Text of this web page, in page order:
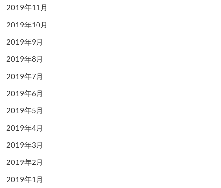
2019年11月
2019年10月
2019年9月
2019年8月
2019年7月
2019年6月
2019年5月
2019年4月
2019年3月
2019年2月
2019年1月